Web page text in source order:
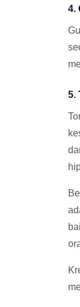
4.
5.